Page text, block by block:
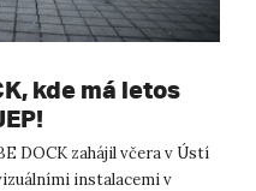
kde má letos
DOCK zahájil včera v Ústí
instalacemi v